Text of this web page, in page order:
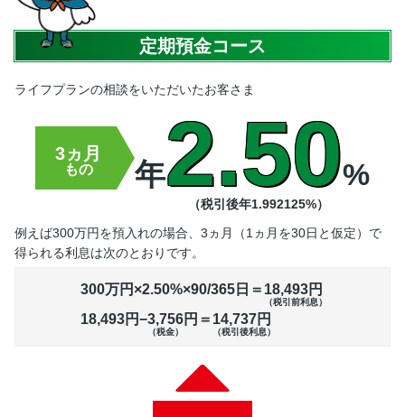
定期預金コース
ライフプランの相談をいただいたお客さま
3ヵ月
もの 年2.50%
（税引後年1.992125%）
例えば300万円を預入れの場合、3ヵ月（1ヵ月を30日と仮定）で
得られる利息は次のとおりです。
300万円×2.50%×90/365日＝ 18,493円
（税引前利息）
18,493円−3,756円
（税金）
＝ 14,737円
（税引後利息）